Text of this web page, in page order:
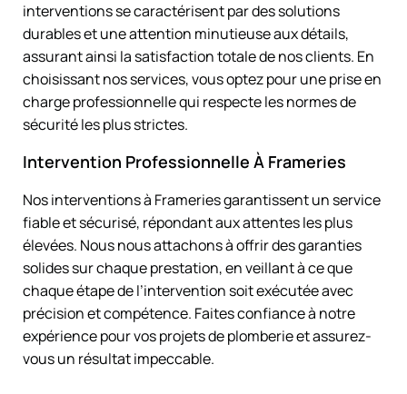
interventions se caractérisent par des solutions
durables et une attention minutieuse aux détails,
assurant ainsi la satisfaction totale de nos clients. En
choisissant nos services, vous optez pour une prise en
charge professionnelle qui respecte les normes de
sécurité les plus strictes.
Intervention Professionnelle À Frameries
Nos interventions à Frameries garantissent un service
fiable et sécurisé, répondant aux attentes les plus
élevées. Nous nous attachons à offrir des garanties
solides sur chaque prestation, en veillant à ce que
chaque étape de l’intervention soit exécutée avec
précision et compétence. Faites confiance à notre
expérience pour vos projets de plomberie et assurez-
vous un résultat impeccable.